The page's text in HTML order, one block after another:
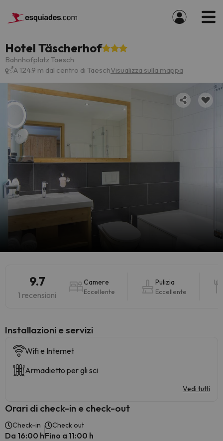
Hotel Täscherhof
Bahnhofplatz Taesch
A 124.9 m dal centro di TaeschVisualizza sulla mappa
9.7
1 recensioni
Camere
Eccellente
Pulizia
Eccellente
Installazioni e servizi
Wifi e Internet
Armadietto per gli sci
Vedi tutti
Orari di check-in e check-out
Check-in
Da 16:00 h
Check out
Fino a 11:00 h